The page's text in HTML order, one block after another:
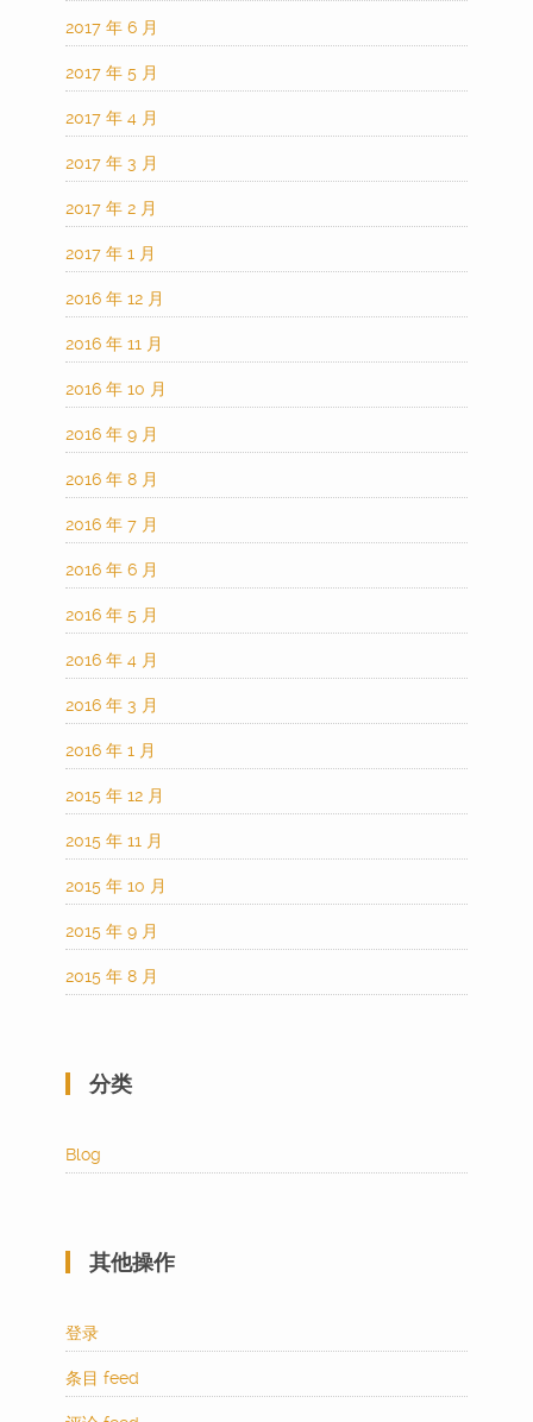
2017 年 6 月
2017 年 5 月
2017 年 4 月
2017 年 3 月
2017 年 2 月
2017 年 1 月
2016 年 12 月
2016 年 11 月
2016 年 10 月
2016 年 9 月
2016 年 8 月
2016 年 7 月
2016 年 6 月
2016 年 5 月
2016 年 4 月
2016 年 3 月
2016 年 1 月
2015 年 12 月
2015 年 11 月
2015 年 10 月
2015 年 9 月
2015 年 8 月
分类
Blog
其他操作
登录
条目 feed